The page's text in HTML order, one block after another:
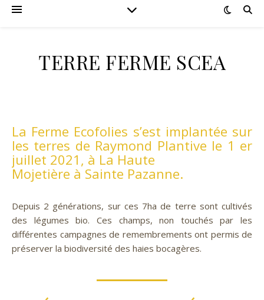
TERRE FERME SCEA
La Ferme Ecofolies s’est implantée sur
les terres de Raymond Plantive le 1 er
juillet 2021, à La Haute
Mojetière à Sainte Pazanne.
Depuis 2 générations, sur ces 7ha de terre sont cultivés
des légumes bio. Ces champs, non touchés par les
différentes campagnes de remembrements ont permis de
préserver la biodiversité des haies bocagères.